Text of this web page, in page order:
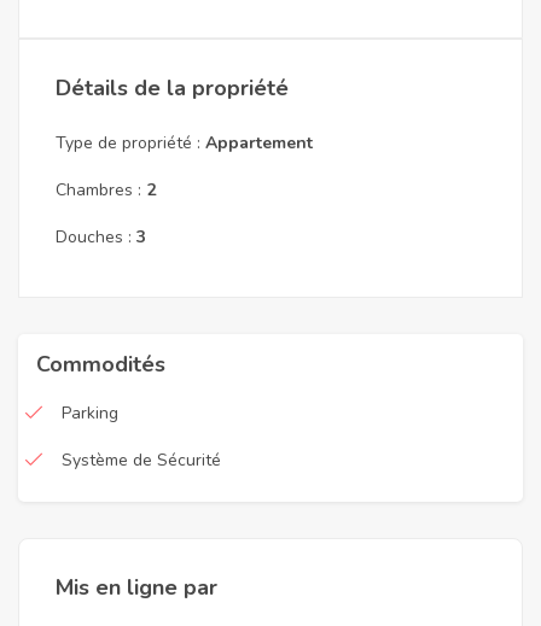
Détails de la propriété
Type de propriété : Appartement
Chambres : 2
Douches : 3
Commodités
Parking
Système de Sécurité
Mis en ligne par